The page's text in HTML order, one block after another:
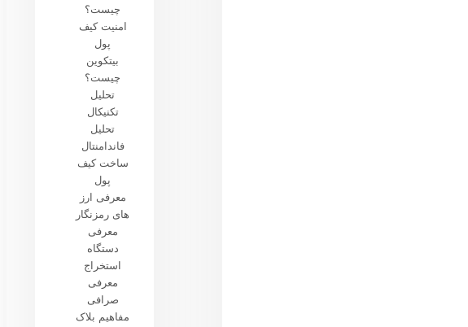
چیست؟
امنیت کیف
پول
بیتکوین
چیست؟
تحلیل
تکنیکال
تحلیل
فاندامنتال
ساخت کیف
پول
معرفی ارز
های رمزنگار
معرفی
دستگاه
استخراج
معرفی
صرافی
مفاهیم بلاک